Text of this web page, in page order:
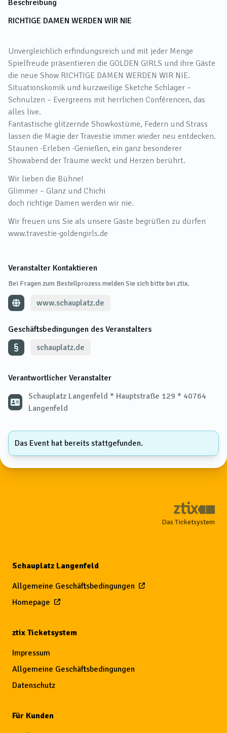
Beschreibung
RICHTIGE DAMEN WERDEN WIR NIE
Unvergleichlich erfindungsreich und mit jeder Menge
Spielfreude präsentieren die GOLDEN GIRLS und ihre Gäste
die neue Show RICHTIGE DAMEN WERDEN WIR NIE.
Situationskomik und kurzweilige Sketche Schlager –
Schnulzen – Evergreens mit herrlichen Conférencen, das
alles live.
Fantastische glitzernde Showkostüme, Federn und Strass
lassen die Magie der Travestie immer wieder neu entdecken.
Staunen -Erleben -Genießen, ein ganz besonderer
Showabend der Träume weckt und Herzen berührt.
Wir lieben die Bühne!
Glimmer – Glanz und Chichi
doch richtige Damen werden wir nie.
Wir freuen uns Sie als unsere Gäste begrüßen zu dürfen
www.travestie-goldengirls.de
Veranstalter Kontaktieren
Bei Fragen zum Bestellprozess melden Sie sich bitte bei ztix.
www.schauplatz.de
Geschäftsbedingungen des Veranstalters
schauplatz.de
Verantwortlicher Veranstalter
Schauplatz Langenfeld * Hauptstraße 129 * 40764
Langenfeld
Das Event hat bereits stattgefunden.
Das Ticketsystem
Schauplatz Langenfeld
Allgemeine Geschäftsbedingungen
Homepage
ztix Ticketsystem
Impressum
Allgemeine Geschäftsbedingungen
Datenschutz
Für Kunden